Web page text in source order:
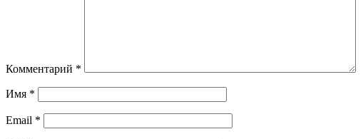
Комментарий *
Имя *
Email *